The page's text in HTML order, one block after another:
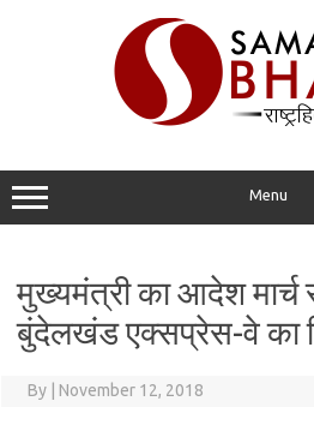
Menu
मुख्यमंत्री का आदेश
बुंदेलखंड एक्सप्रेस-वे का
By November 12, 2018